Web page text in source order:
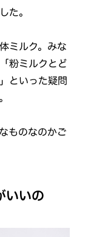
た。
ミルク。みな
粉ミルクとど
といった疑問
ものなのかご
いいの